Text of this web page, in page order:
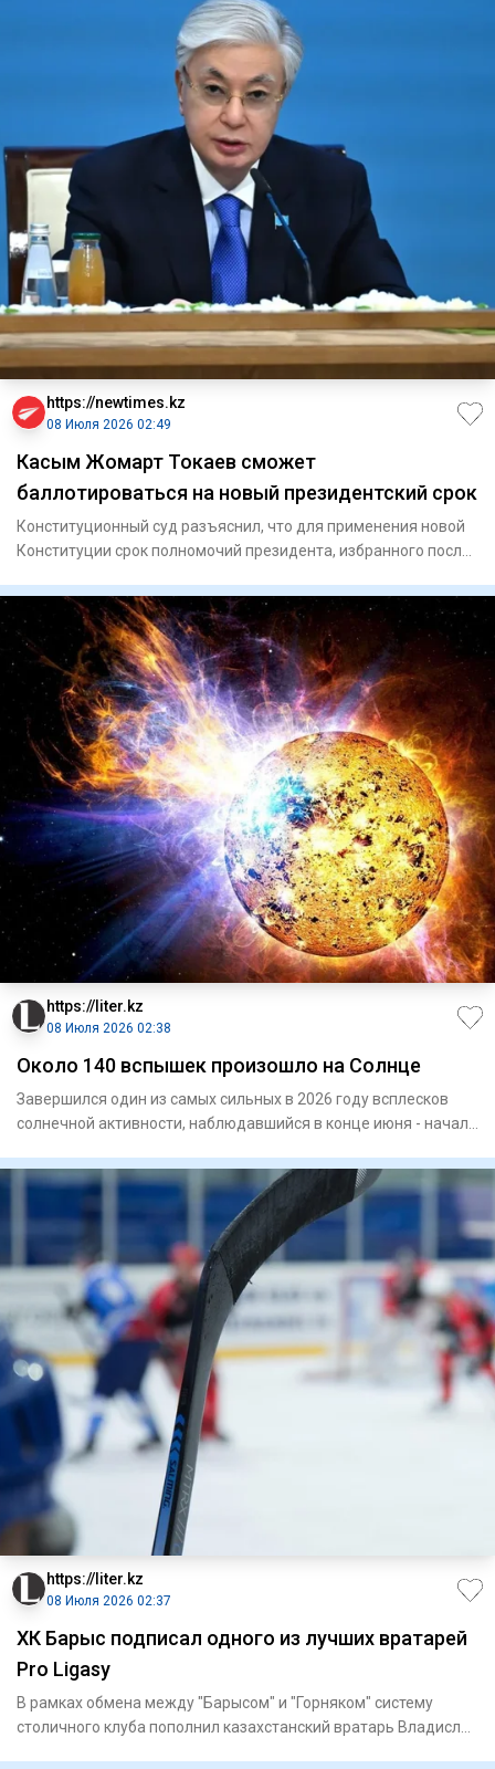
https://newtimes.kz
08 Июля 2026 02:49
Касым Жомарт Токаев сможет
баллотироваться на новый президентский срок
Конституционный суд разъяснил, что для применения новой
Конституции срок полномочий президента, избранного после
https://liter.kz
08 Июля 2026 02:38
Около 140 вспышек произошло на Солнце
Завершился один из самых сильных в 2026 году всплесков
солнечной активности, наблюдавшийся в конце июня - начале
https://liter.kz
08 Июля 2026 02:37
ХК Барыс подписал одного из лучших вратарей
Pro Ligasy
В рамках обмена между "Барысом" и "Горняком" систему
столичного клуба пополнил казахстанский вратарь Владислав